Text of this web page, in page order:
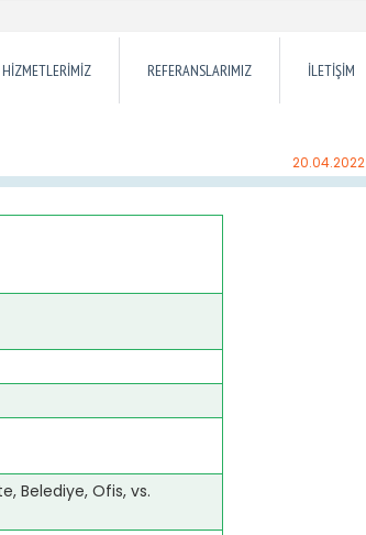
HİZMETLERİMİZ REFERANSLARIMIZ İLETİŞİM
20.04.2022
Belediye, Ofis, vs.